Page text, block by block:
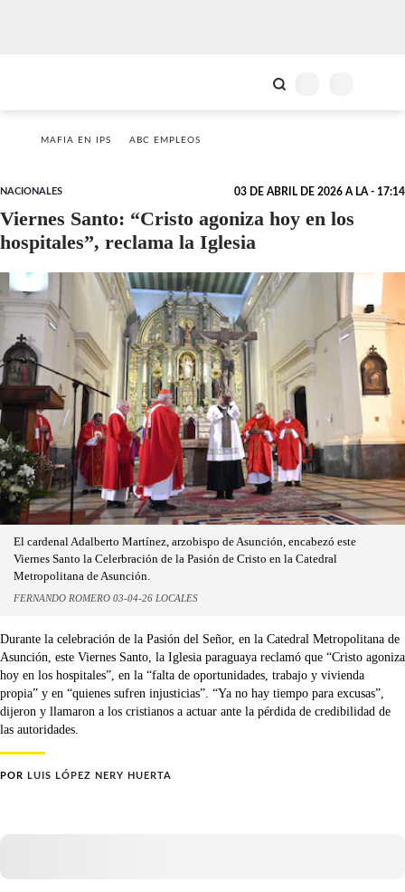
MAFIA EN IPS ABC EMPLEOS
NACIONALES 03 DE ABRIL DE 2026 A LA - 17:14
Viernes Santo: “Cristo agoniza hoy en los
hospitales”, reclama la Iglesia
El cardenal Adalberto Martínez, arzobispo de Asunción, encabezó este
Viernes Santo la Celerbración de la Pasión de Cristo en la Catedral
Metropolitana de Asunción.
FERNANDO ROMERO 03-04-26 LOCALES
Durante la celebración de la Pasión del Señor, en la Catedral Metropolitana de
Asunción, este Viernes Santo, la Iglesia paraguaya reclamó que “Cristo agoniza
hoy en los hospitales”, en la “falta de oportunidades, trabajo y vivienda
propia” y en “quienes sufren injusticias”. “Ya no hay tiempo para excusas”,
dijeron y llamaron a los cristianos a actuar ante la pérdida de credibilidad de
las autoridades.
POR LUIS LÓPEZ NERY HUERTA